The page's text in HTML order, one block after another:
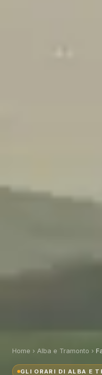
Home › Alba e Tramonto ›
GLI ORARI DI ALBA E